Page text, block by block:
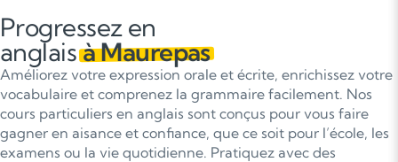
Progressez en
anglaisà Maurepas
Améliorez votre expression orale et écrite, enrichissez votre
vocabulaire et comprenez la grammaire facilement. Nos
cours particuliers en anglais sont conçus pour vous faire
gagner en aisance et confiance, que ce soit pour l’école, les
examens ou la vie quotidienne. Pratiquez avec des